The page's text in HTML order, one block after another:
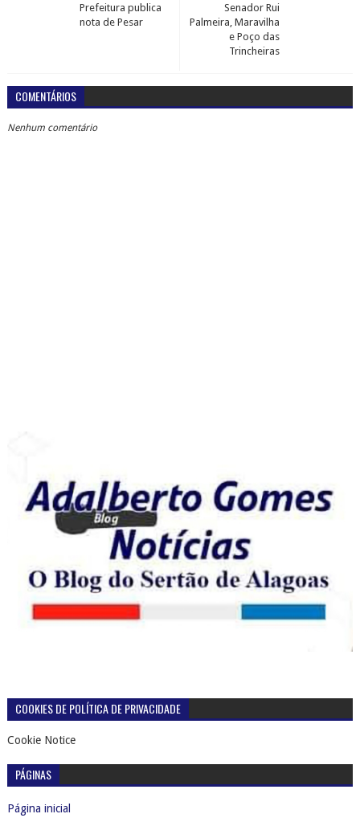
Senador Rui
Palmeira, Maravilha
e Poço das
Trincheiras
Prefeitura publica
nota de Pesar
COMENTÁRIOS
Nenhum comentário
COOKIES DE POLÍTICA DE PRIVACIDADE
Cookie Notice
PÁGINAS
Página inicial